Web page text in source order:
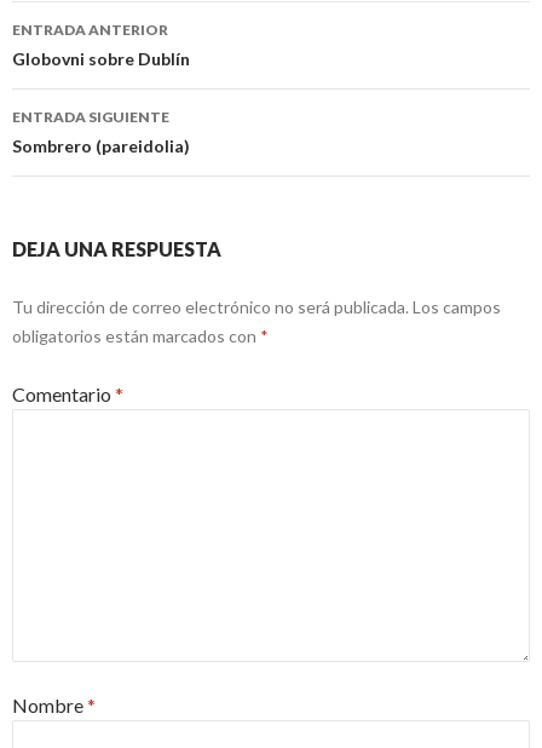
Navegación
de
entradas
ENTRADA ANTERIOR
Globovni sobre Dublín
ENTRADA SIGUIENTE
Sombrero (pareidolia)
DEJA UNA RESPUESTA
Tu dirección de correo electrónico no será publicada. Los campos
obligatorios están marcados con *
Comentario *
Nombre*